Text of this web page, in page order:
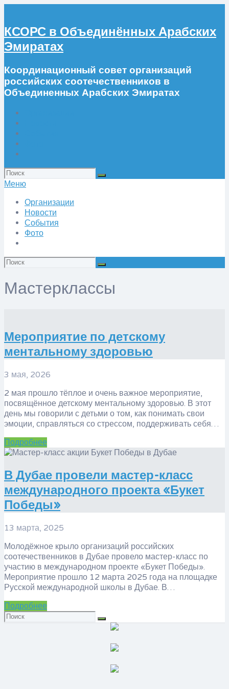
КСОРС в Объединённых Арабских
Эмиратах
Координационный совет организаций
российских соотечественников в
Объединенных Арабских Эмиратах
Искать:
Меню
Организации
Новости
События
Фото
Искать:
Мастерклассы
Мероприятие по детскому
ментальному здоровью
3 мая, 2026
2 мая прошло тёплое и очень важное мероприятие,
посвящённое детскому ментальному здоровью. В этот
день мы говорили с детьми о том, как понимать свои
эмоции, справляться со стрессом, поддерживать себя…
Подробнее
В Дубае провели мастер-класс
международного проекта «Букет
Победы»
13 марта, 2025
Молодёжное крыло организаций российских
соотечественников в Дубае провело мастер-класс по
участию в международном проекте «Букет Победы».
Мероприятие прошло 12 марта 2025 года на площадке
Русской международной школы в Дубае. В…
Подробнее
Искать: